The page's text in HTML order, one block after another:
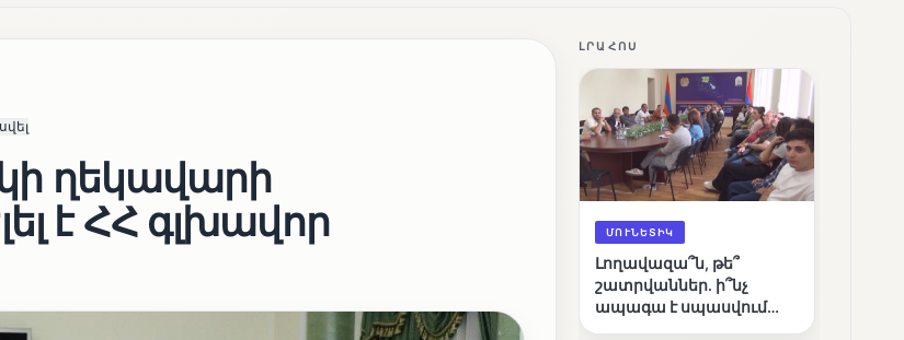
ղեկավարի
է ՀՀ գլխավոր
ԼՐԱՀՈՍ
ՄՈՒՆԵՏԻԿ
Լողավազա՞ն, թե՞
շատրվաններ. ի՞նչ
ապագա է սպասվում